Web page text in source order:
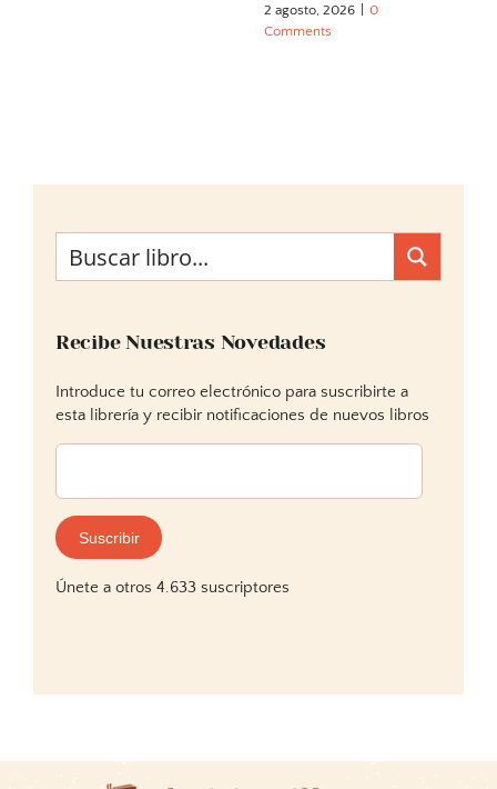
2 agosto, 2026
0
Comments
Recibe Nuestras Novedades
Introduce tu correo electrónico para suscribirte a
esta librería y recibir notificaciones de nuevos libros
Dirección
correo
electrónico:
Suscribir
Únete a otros 4.633 suscriptores